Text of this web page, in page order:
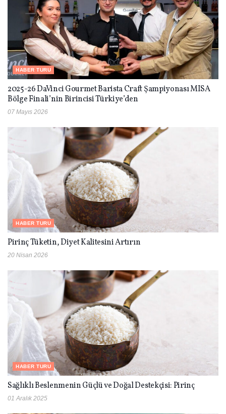
HABER TURU
2025-26 DaVinci Gourmet Barista Craft Şampiyonası MISA
Bölge Finali’nin Birincisi Türkiye’den
07 Mayıs 2026
HABER TURU
Pirinç Tüketin, Diyet Kalitesini Artırın
20 Nisan 2026
HABER TURU
Sağlıklı Beslenmenin Güçlü ve Doğal Destekçisi: Pirinç
01 Aralık 2025